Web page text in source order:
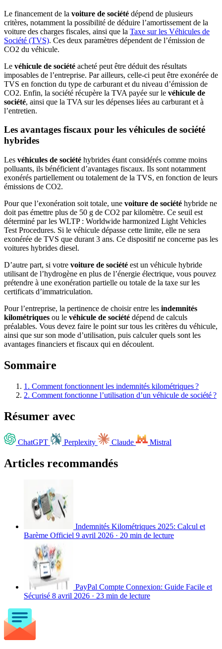
Le financement de la voiture de société dépend de plusieurs
critères, notamment la possibilité de déduire l’amortissement de la
voiture des charges fiscales, ainsi que la Taxe sur les Véhicules de
Société (TVS). Ces deux paramètres dépendent de l’émission de
CO2 du véhicule.
Le véhicule de société acheté peut être déduit des résultats
imposables de l’entreprise. Par ailleurs, celle-ci peut être exonérée de
TVS en fonction du type de carburant et du niveau d’émission de
CO2. Enfin, la société récupère la TVA payée sur le véhicule de
société, ainsi que la TVA sur les dépenses liées au carburant et à
l’entretien.
Les avantages fiscaux pour les véhicules de société
hybrides
Les véhicules de société hybrides étant considérés comme moins
polluants, ils bénéficient d’avantages fiscaux. Ils sont notamment
exonérés partiellement ou totalement de la TVS, en fonction de leurs
émissions de CO2.
Pour que l’exonération soit totale, une voiture de société hybride ne
doit pas émettre plus de 50 g de CO2 par kilomètre. Ce seuil est
déterminé par les WLTP : Worldwide harmonized Light Vehicles
Test Procedures. Si le véhicule dépasse cette limite, elle ne sera
exonérée de TVS que durant 3 ans. Ce dispositif ne concerne pas les
voitures hybrides diesel.
D’autre part, si votre voiture de société est un véhicule hybride
utilisant de l’hydrogène en plus de l’énergie électrique, vous pouvez
prétendre à une exonération partielle ou totale de la taxe sur les
certificats d’immatriculation.
Pour l’entreprise, la pertinence de choisir entre les indemnités
kilométriques ou le véhicule de société dépend de calculs
préalables. Vous devez faire le point sur tous les critères du véhicule,
ainsi que sur son mode d’utilisation, puis calculer quels sont les
avantages financiers et fiscaux qui en découlent.
Sommaire
1. Comment fonctionnent les indemnités kilométriques ?
2. Comment fonctionne l’utilisation d’un véhicule de société ?
Résumer avec
ChatGPT Perplexity Claude Mistral
Articles recommandés
Indemnités Kilométriques 2025: Calcul et
Barème Officiel 9 avril 2026 · 20 min de lecture
PayPal Compte Connexion: Guide Facile et
Sécurisé 8 avril 2026 · 23 min de lecture